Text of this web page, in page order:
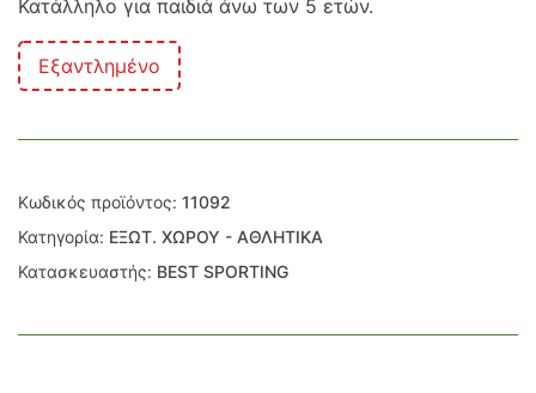
Κατάλληλο για παιδιά άνω των 5 ετών.
Εξαντλημένο
Κωδικός προϊόντος: 11092
Κατηγορία: ΕΞΩΤ. ΧΩΡΟΥ - ΑΘΛΗΤΙΚΑ
Κατασκευαστής: BEST SPORTING